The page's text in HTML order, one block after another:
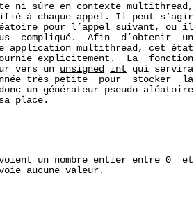
ni sûre en contexte multithread,
à chaque appel. Il peut s’agir
pour l’appel suivant, ou il
compliqué.  Afin  d’obtenir  un
application multithread, cet état
explicitement.  La  fonction
vers un unsigned int qui servira
très petite  pour  stocker  la
un générateur pseudo-aléatoire
place.
un nombre entier entre 0  et
aucune valeur.